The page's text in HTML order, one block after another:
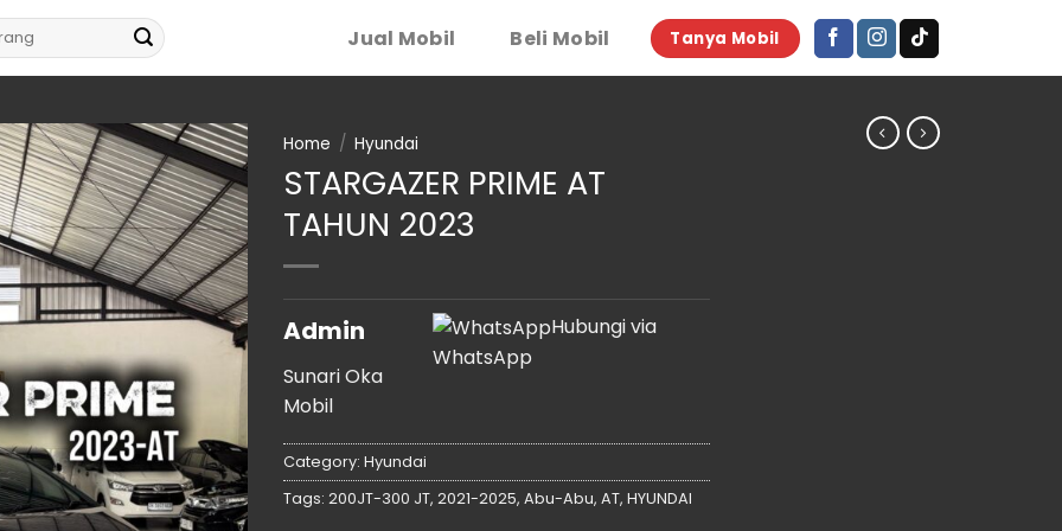
Jual Mobil Beli Mobil Tanya Mobil
Home / Hyundai
STARGAZER PRIME AT
TAHUN 2023
Admin
Sunari Oka
Mobil
Hubungi via
WhatsApp
Category: Hyundai
Tags: 200JT-300 JT, 2021-2025, Abu-Abu, AT, HYUNDAI